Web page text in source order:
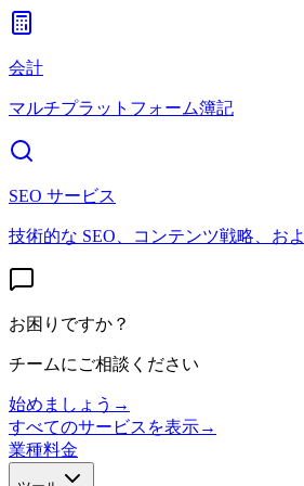
会計
マルチプラットフォーム簿記
SEO サービス
技術的な SEO、コンテンツ戦略、お
お困りですか？
チームにご相談ください
始めましょう →
すべてのサービスを表示→
業種料金